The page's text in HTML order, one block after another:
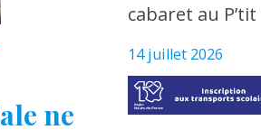
ne
cabaret au P’tit
14 juillet 2026